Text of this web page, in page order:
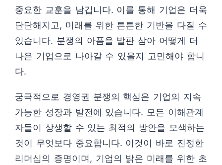
중요한 교훈을 남깁니다. 이를 통해 기업은 더욱
단단해지고, 미래를 위한 튼튼한 기반을 다질 수
있습니다. 분쟁의 아픔을 발판 삼아 어떻게 더
나은 기업으로 나아갈 수 있을지 고민해야 합니
다.
궁극적으로 경영권 분쟁의 핵심은 기업의 지속
가능한 성장과 발전에 있습니다. 모든 이해관계
자들이 상생할 수 있는 최적의 방안을 모색하는
것이 무엇보다 중요합니다. 이것이 바로 진정한
리더십의 증명이며, 기업의 밝은 미래를 위한 초